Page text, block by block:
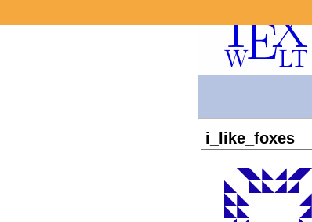
i_like_foxes